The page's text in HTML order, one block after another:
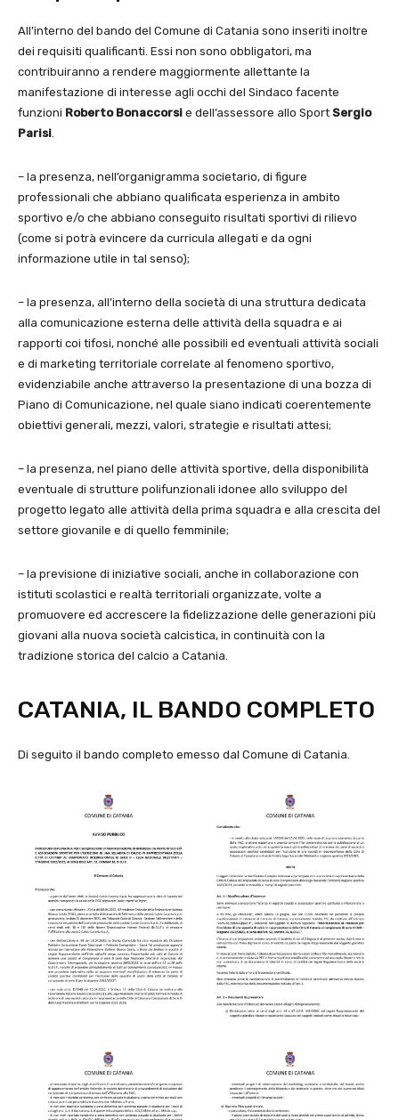
All’interno del bando del Comune di Catania sono inseriti inoltre
dei requisiti qualificanti. Essi non sono obbligatori, ma
contribuiranno a rendere maggiormente allettante la
manifestazione di interesse agli occhi del Sindaco facente
funzioni Roberto Bonaccorsi e dell’assessore allo Sport Sergio
Parisi.
– la presenza, nell’organigramma societario, di figure
professionali che abbiano qualificata esperienza in ambito
sportivo e/o che abbiano conseguito risultati sportivi di rilievo
(come si potrà evincere da curricula allegati e da ogni
informazione utile in tal senso);
– la presenza, all’interno della società di una struttura dedicata
alla comunicazione esterna delle attività della squadra e ai
rapporti coi tifosi, nonché alle possibili ed eventuali attività sociali
e di marketing territoriale correlate al fenomeno sportivo,
evidenziabile anche attraverso la presentazione di una bozza di
Piano di Comunicazione, nel quale siano indicati coerentemente
obiettivi generali, mezzi, valori, strategie e risultati attesi;
– la presenza, nel piano delle attività sportive, della disponibilità
eventuale di strutture polifunzionali idonee allo sviluppo del
progetto legato alle attività della prima squadra e alla crescita del
settore giovanile e di quello femminile;
– la previsione di iniziative sociali, anche in collaborazione con
istituti scolastici e realtà territoriali organizzate, volte a
promuovere ed accrescere la fidelizzazione delle generazioni più
giovani alla nuova società calcistica, in continuità con la
tradizione storica del calcio a Catania.
CATANIA, IL BANDO COMPLETO
Di seguito il bando completo emesso dal Comune di Catania.